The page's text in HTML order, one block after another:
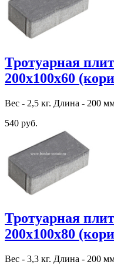
Тротуарная
200х100х60
Вес - 2,5 кг. Длина - 200
540 руб.
Тротуарная
200х100х80
Вес - 3,3 кг. Длина - 200